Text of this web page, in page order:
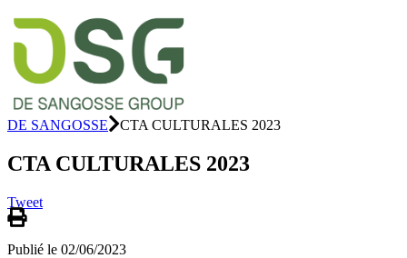
DE SANGOSSE CTA CULTURALES 2023
CTA CULTURALES 2023
Tweet
Publié le 02/06/2023